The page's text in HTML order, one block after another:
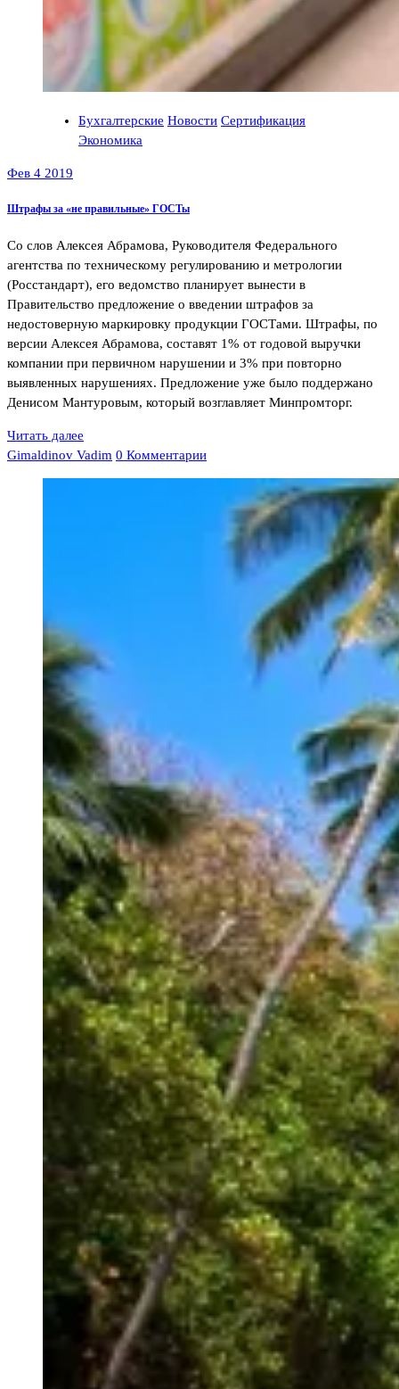
Бухгалтерские Новости Сертификация
Экономика
Фев 4 2019
Штрафы за «не правильные» ГОСТы
Со слов Алексея Абрамова, Руководителя Федерального
агентства по техническому регулированию и метрологии
(Росстандарт), его ведомство планирует вынести в
Правительство предложение о введении штрафов за
недостоверную маркировку продукции ГОСТами. Штрафы, по
версии Алексея Абрамова, составят 1% от годовой выручки
компании при первичном нарушении и 3% при повторно
выявленных нарушениях. Предложение уже было поддержано
Денисом Мантуровым, который возглавляет Минпромторг.
Читать далее
Gimaldinov Vadim 0 Комментарии